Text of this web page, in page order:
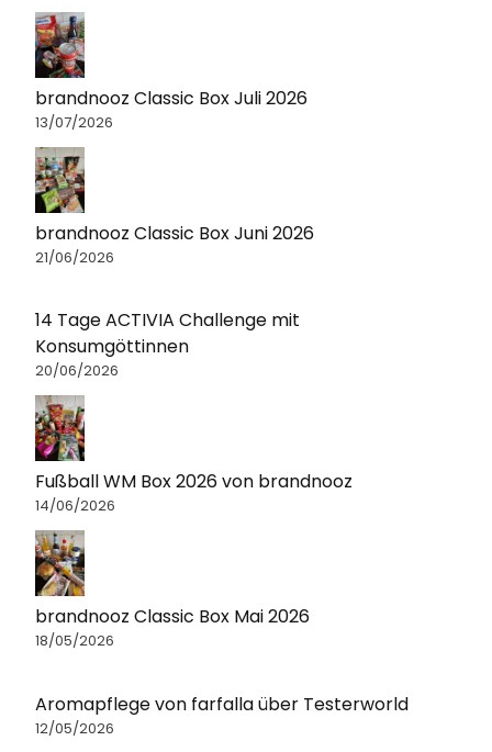
brandnooz Classic Box Juli 2026
13/07/2026
brandnooz Classic Box Juni 2026
21/06/2026
14 Tage ACTIVIA Challenge mit
Konsumgöttinnen
20/06/2026
Fußball WM Box 2026 von brandnooz
14/06/2026
brandnooz Classic Box Mai 2026
18/05/2026
Aromapflege von farfalla über Testerworld
12/05/2026